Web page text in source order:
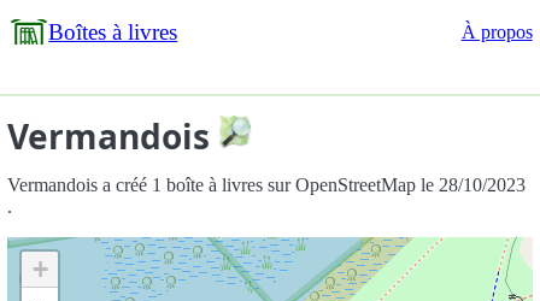
Boîtes à livres À propos
Vermandois
Vermandois a créé 1 boîte à livres sur OpenStreetMap le 28/10/2023
.
+